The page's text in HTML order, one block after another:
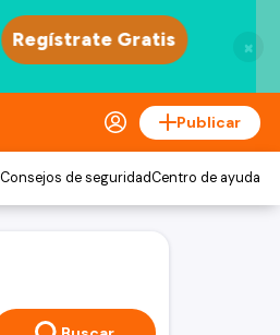
×
Publicar
Consejos de seguridadCentro de ayuda